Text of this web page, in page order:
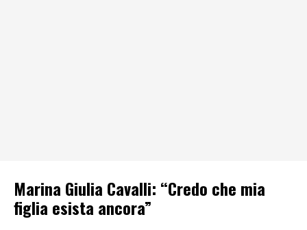
Marina Giulia Cavalli: “Credo che mia
figlia esista ancora”